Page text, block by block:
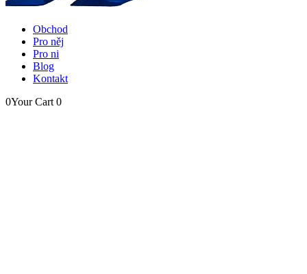
Obchod
Pro něj
Pro ni
Blog
Kontakt
0Your Cart 0